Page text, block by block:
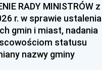
RADY MINISTRÓW z
r. w sprawie ustalenia
gmin i miast, nadania
statusu
nazwy gminy